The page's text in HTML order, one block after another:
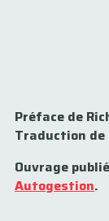
Préface de
Traduction de
Ouvrage
Autogestion.